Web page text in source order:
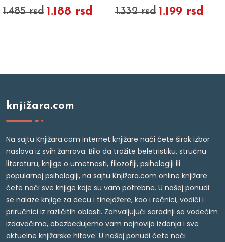
1.485 rsd 1.188 rsd 1.332 rsd 1.199 rsd
knjižara.com
Na sajtu Knjižara.com internet knjižare naći ćete širok izbor
naslova iz svih žanrova. Bilo da tražite beletristiku, stručnu
literaturu, knjige o umetnosti, filozofiji, psihologiji ili
popularnoj psihologiji, na sajtu Knjižara.com online knjižare
ćete naći sve knjige koje su vam potrebne. U našoj ponudi
se nalaze knjige za decu i tinejdžere, kao i rečnici, vodiči i
priručnici iz različitih oblasti. Zahvaljujući saradnji sa vodećim
izdavačima, obezbeđujemo vam najnovija izdanja i sve
aktuelne knjižarske hitove. U našoj ponudi ćete naći